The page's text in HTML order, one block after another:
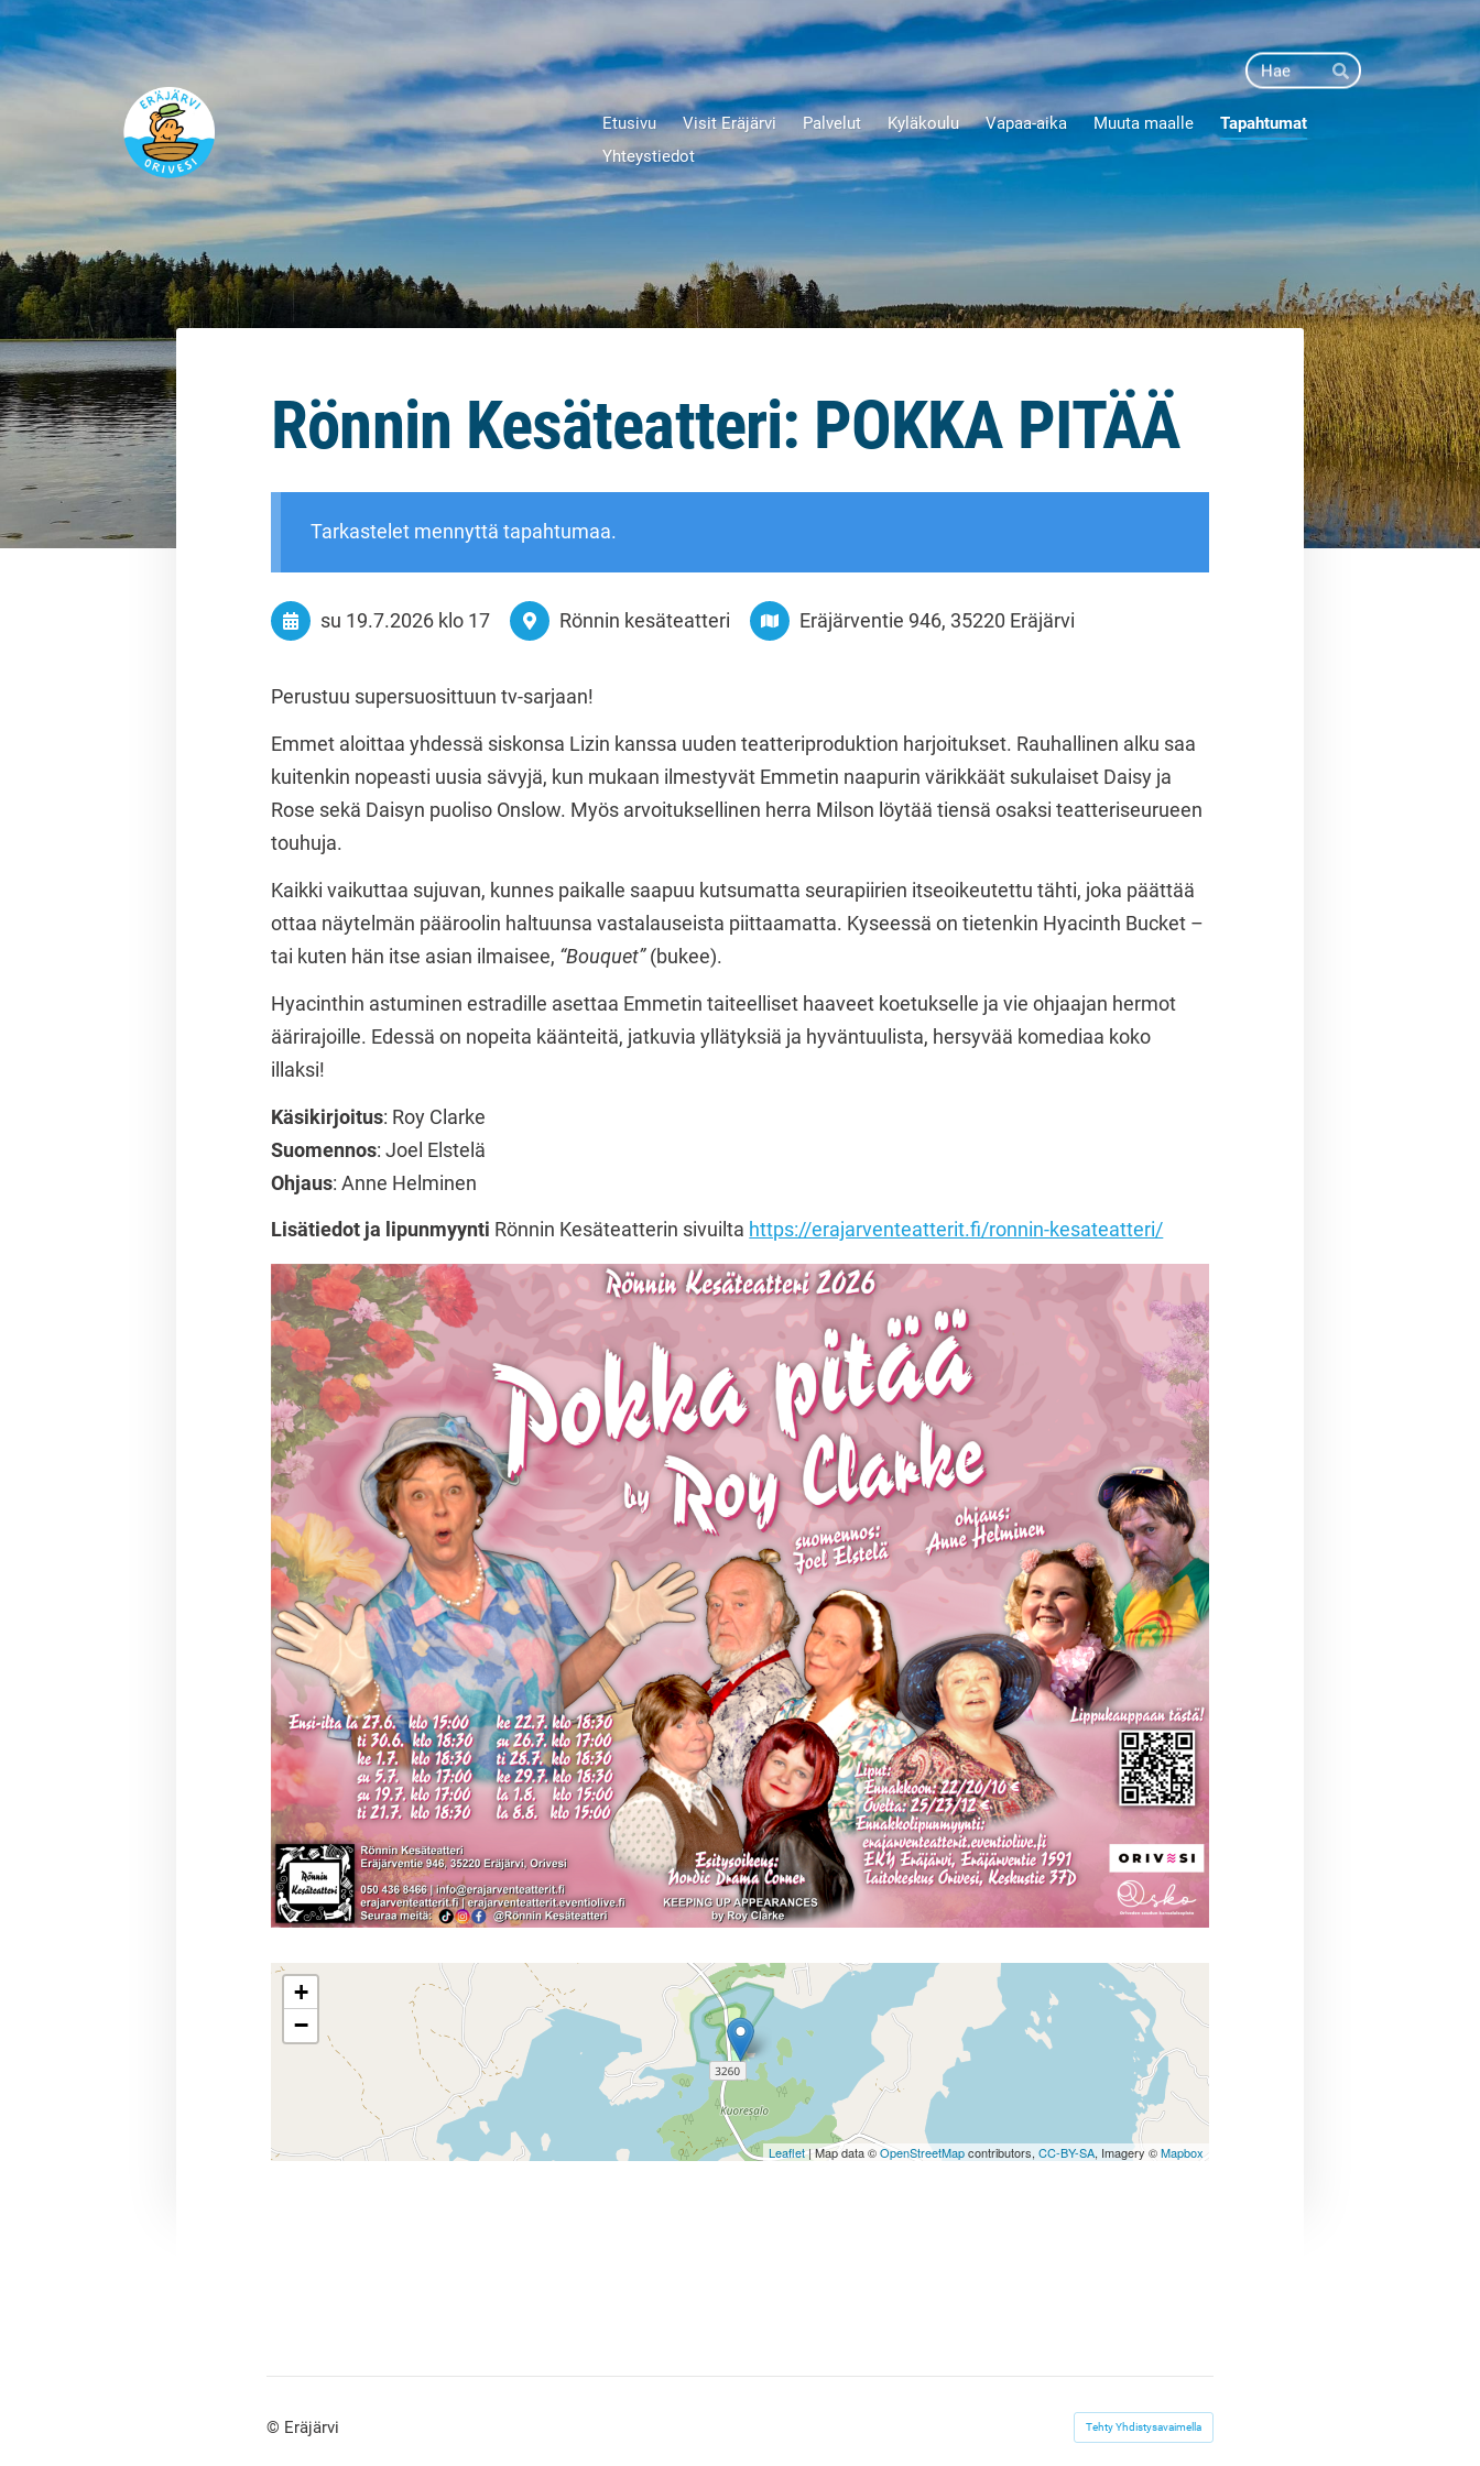
sivun
sisältöön
Haku
Hae
Eräjärvi
Etusivu Visit Eräjärvi Palvelut Kyläkoulu Vapaa-aika Muuta maalle
Tapahtumat
Yhteystiedot
Rönnin Kesäteatteri: POKKA PITÄÄ
Tarkastelet mennyttä tapahtumaa.
su 19.7.2026 klo 17 Rönnin kesäteatteri Eräjärventie 946, 35220 Eräjärvi
Perustuu supersuosittuun tv-sarjaan!
Emmet aloittaa yhdessä siskonsa Lizin kanssa uuden teatteriproduktion harjoitukset. Rauhallinen alku saa
kuitenkin nopeasti uusia sävyjä, kun mukaan ilmestyvät Emmetin naapurin värikkäät sukulaiset Daisy ja
Rose sekä Daisyn puoliso Onslow. Myös arvoituksellinen herra Milson löytää tiensä osaksi teatteriseurueen
touhuja.
Kaikki vaikuttaa sujuvan, kunnes paikalle saapuu kutsumatta seurapiirien itseoikeutettu tähti, joka päättää
ottaa näytelmän pääroolin haltuunsa vastalauseista piittaamatta. Kyseessä on tietenkin Hyacinth Bucket –
tai kuten hän itse asian ilmaisee, “Bouquet”(bukee).
Hyacinthin astuminen estradille asettaa Emmetin taiteelliset haaveet koetukselle ja vie ohjaajan hermot
äärirajoille. Edessä on nopeita käänteitä, jatkuvia yllätyksiä ja hyväntuulista, hersyvää komediaa koko
illaksi!
Käsikirjoitus: Roy Clarke
Suomennos: Joel Elstelä
Ohjaus: Anne Helminen
Lisätiedot ja lipunmyynti Rönnin Kesäteatterin sivuilta https://erajarventeatterit.fi/ronnin-kesateatteri/
+
−
Leaflet| Map data ©OpenStreetMapcontributors, CC-BY-SA, Imagery ©Mapbox
© Eräjärvi Tehty Yhdistysavaimella